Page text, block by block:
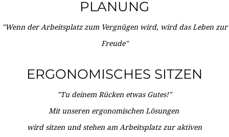
PLANUNG
"Wenn der Arbeitsplatz zum Vergnügen wird, wird das Leben zur
Freude"
ERGONOMISCHES SITZEN
"Tu deinem Rücken etwas Gutes!"
Mit unseren ergonomischen Lösungen
wird sitzen und stehen am Arbeitsplatz zur aktiven